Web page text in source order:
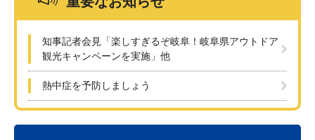
知事記者会見「楽しすぎるぞ岐阜！岐阜県アウトドア
観光キャンペーンを実施」他
熱中症を予防しましょう